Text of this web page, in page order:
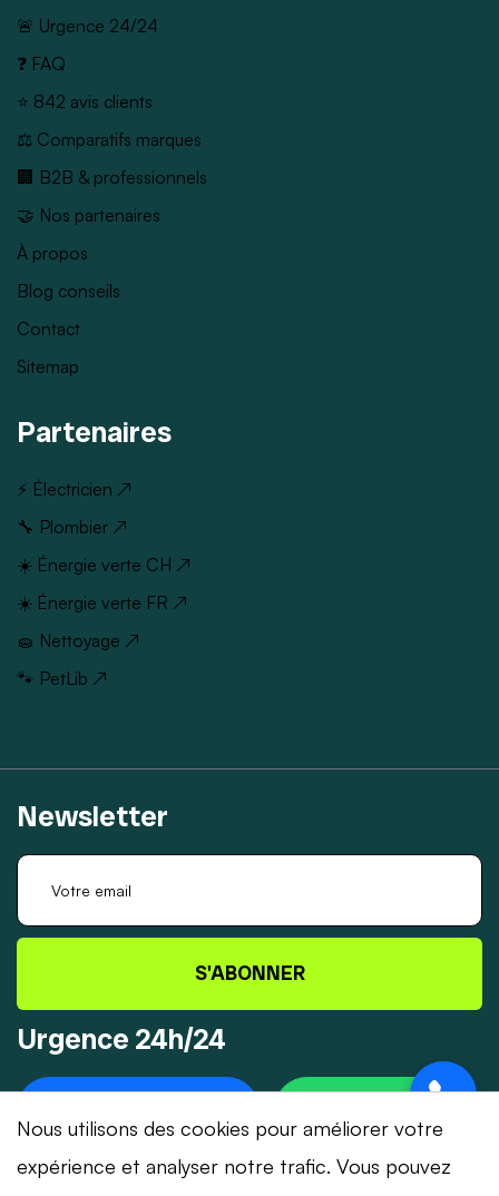
🚨 Urgence 24/24
❓ FAQ
⭐ 842 avis clients
⚖️ Comparatifs marques
🏢 B2B & professionnels
🤝 Nos partenaires
À propos
Blog conseils
Contact
Sitemap
Partenaires
⚡ Électricien ↗
🔧 Plombier ↗
☀️ Énergie verte CH ↗
☀️ Énergie verte FR ↗
🧽 Nettoyage ↗
🐾 PetLib ↗
Newsletter
S'ABONNER
Urgence 24h/24
Nous utilisons des cookies pour améliorer votre
expérience et analyser notre trafic. Vous pouvez